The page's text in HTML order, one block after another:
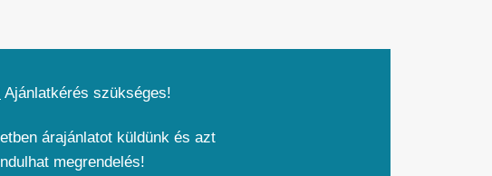
Ajánlatkérés szükséges!
árajánlatot küldünk és azt
megrendelés!